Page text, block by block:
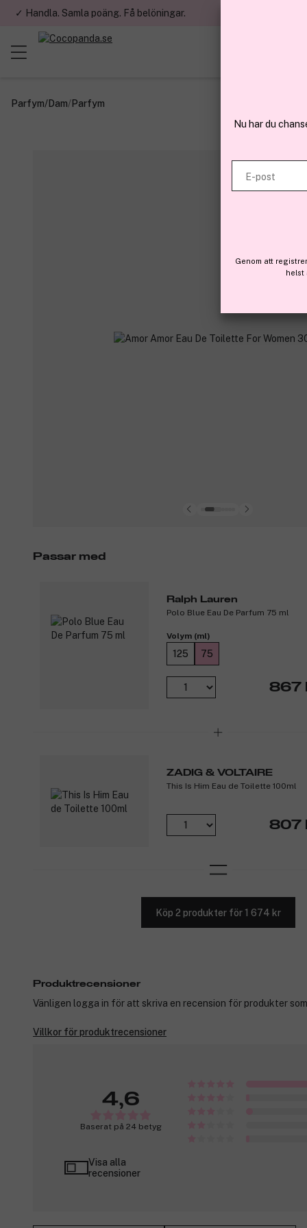
✓ Handla. Samla poäng. Få belöningar.
Parfym/Dam/Parfym
Passar med
Ralph Lauren
Polo Blue Eau De Parfum 75 ml
Volym (ml)
125 75
867
ZADIG & VOLTAIRE
This Is Him Eau de Toilette 100ml
807
Köp 2 produkter för 1 674 kr
Produktrecensioner
Vänligen logga in för att skriva en recension för produkter
Villkor för produktrecensioner
4,6
Baserat på 24 betyg
Visa alla
recensioner
Nu har du
E-post
Genom att
helst